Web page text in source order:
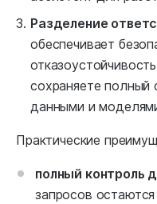
Разделение
обеспечивает
сохраняете полный
данными и
Практические
полный контроль
запросов